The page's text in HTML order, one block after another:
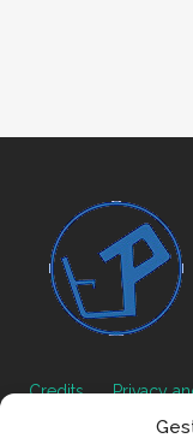
Credits Privacy